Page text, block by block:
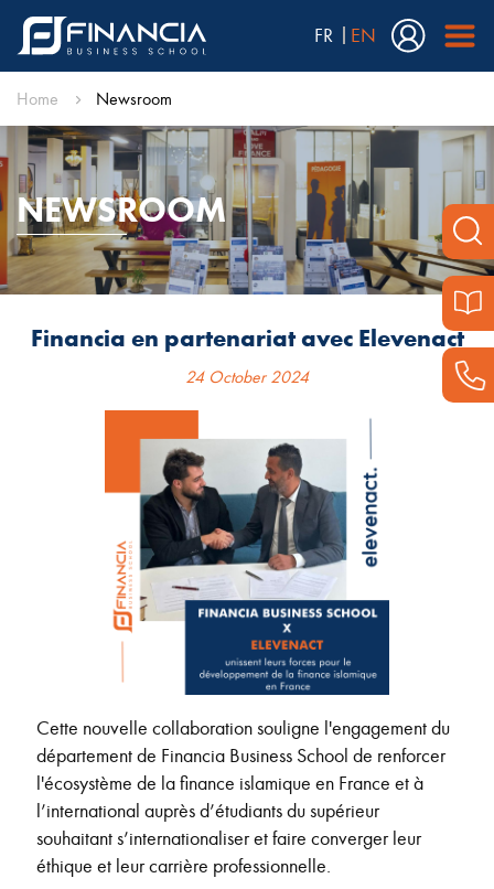
FR EN
Home Newsroom
NEWSROOM
Financia en partenariat avec Elevenact
24 October 2024
Cette nouvelle collaboration souligne l'engagement du
département de Financia Business School de renforcer
l'écosystème de la finance islamique en France et à
l’international auprès d’étudiants du supérieur
souhaitant s’internationaliser et faire converger leur
éthique et leur carrière professionnelle.